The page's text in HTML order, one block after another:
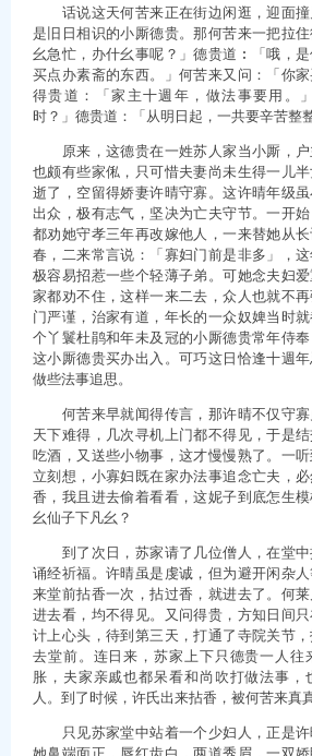
话说这天何苦来正在街边闲逛，迎面撞
是旧日相识的小厮德贵。那何苦来一把拉
幺急忙，办什幺事呢？」德贵道︰「哦，
买点办素斋的东西。」何苦来又问：「你家
得贵道：「家主十週年，做法事要用。
时？」德贵道：「从明日起，一共要辛苦整
原来，这德贵在一姓苏人家当小厮，户
也颇有些家俬，只可惜夫妻尚未生得一儿
逝了，空留得娇妻许晴守寡。这许晴年级
出众，极有志气，坚决为亡夫守节。一开
都劝她守孝三年再改嫁他人，一来替她从
春，二来常言说：「寡妇门前是非多」，
极容易招惹一些个轻薄子弟。可她念夫妇
家都劝不住，这样一来二去，众人也就不
门严谨，治家有道，年长的一众奴婢当时
个丫鬟杜鹃和年未及冠的小厮德贵常年侍
这小厮德贵买办出入。可巧这日恰逢十週
做些法事追思。
何苦来早就闻得传言，那许晴不仅守寡
天下难得，几次寻机上门都不得见，于是
吃酒，又送些小物事，这才慢慢熟了。一
立刻想，小寡妇既在家办法事追念亡夫，
香，我且进去偷着看看，这妮子到底怎生
幺仙子下凡幺？
到了次日，苏家请了几位僧人，在堂中
诵经祈福。许晴虽是虔诚，但为避开闲杂
来堂前拈香一次，拈过香，就进去了。何
进去看，均不得见。又问得贵，方知日间
计上心头，待到第三天，打通了寺院关节
去堂前。连日来，苏家上下只德贵一人往
胀，夫家亲戚也都呆看和尚吹打做法事，
人。到了时候，许氏出来拈香，被何苦来真
只见苏家堂中站着一个少妇人，正是许